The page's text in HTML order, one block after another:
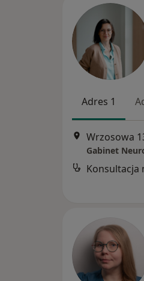
Adres 1
Wrzosowa
Gabinet
Konsultacja